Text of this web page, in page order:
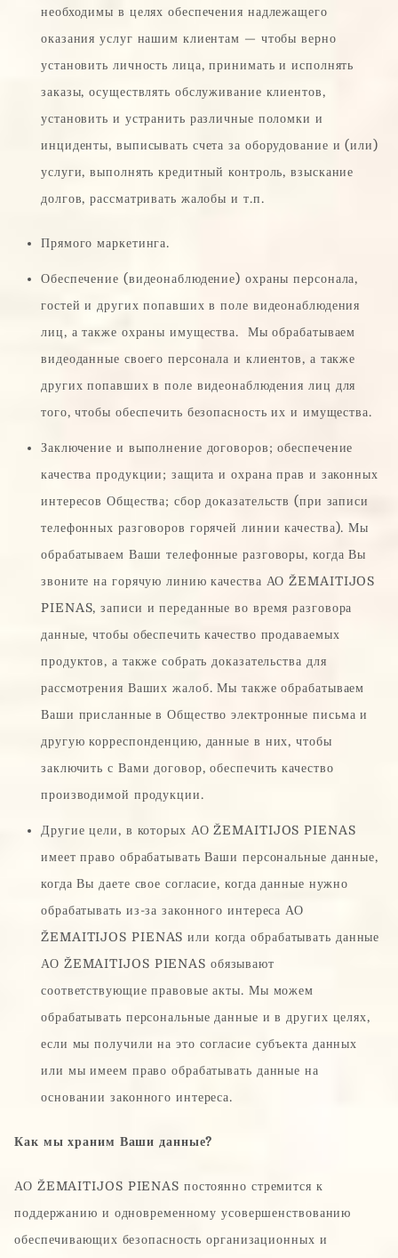
необходимы в целях обеспечения надлежащего
оказания услуг нашим клиентам — чтобы верно
установить личность лица, принимать и исполнять
заказы, осуществлять обслуживание клиентов,
установить и устранить различные поломки и
инциденты, выписывать счета за оборудование и (или)
услуги, выполнять кредитный контроль, взыскание
долгов, рассматривать жалобы и т.п.
Прямого маркетинга.
Обеспечение (видеонаблюдение) охраны персонала,
гостей и других попавших в поле видеонаблюдения
лиц, а также охраны имущества. Мы обрабатываем
видеоданные своего персонала и клиентов, а также
других попавших в поле видеонаблюдения лиц для
того, чтобы обеспечить безопасность их и имущества.
Заключение и выполнение договоров; обеспечение
качества продукции; защита и охрана прав и законных
интересов Общества; сбор доказательств (при записи
телефонных разговоров горячей линии качества). Мы
обрабатываем Ваши телефонные разговоры, когда Вы
звоните на горячую линию качества АО ŽEMAITIJOS
PIENAS, записи и переданные во время разговора
данные, чтобы обеспечить качество продаваемых
продуктов, а также собрать доказательства для
рассмотрения Ваших жалоб. Мы также обрабатываем
Ваши присланные в Общество электронные письма и
другую корреспонденцию, данные в них, чтобы
заключить с Вами договор, обеспечить качество
производимой продукции.
Другие цели, в которых АО ŽEMAITIJOS PIENAS
имеет право обрабатывать Ваши персональные данные,
когда Вы даете свое согласие, когда данные нужно
обрабатывать из-за законного интереса АО
ŽEMAITIJOS PIENAS или когда обрабатывать данные
АО ŽEMAITIJOS PIENAS обязывают
соответствующие правовые акты. Мы можем
обрабатывать персональные данные и в других целях,
если мы получили на это согласие субъекта данных
или мы имеем право обрабатывать данные на
основании законного интереса.
Как мы храним Ваши данные?
АО ŽEMAITIJOS PIENAS постоянно стремится к
поддержанию и одновременному усовершенствованию
обеспечивающих безопасность организационных и